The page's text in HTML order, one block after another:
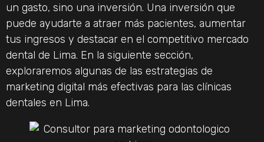
un gasto, sino una inversión. Una inversión que
puede ayudarte a atraer más pacientes, aumentar
tus ingresos y destacar en el competitivo mercado
dental de Lima. En la siguiente sección,
exploraremos algunas de las estrategias de
marketing digital más efectivas para las clínicas
dentales en Lima.